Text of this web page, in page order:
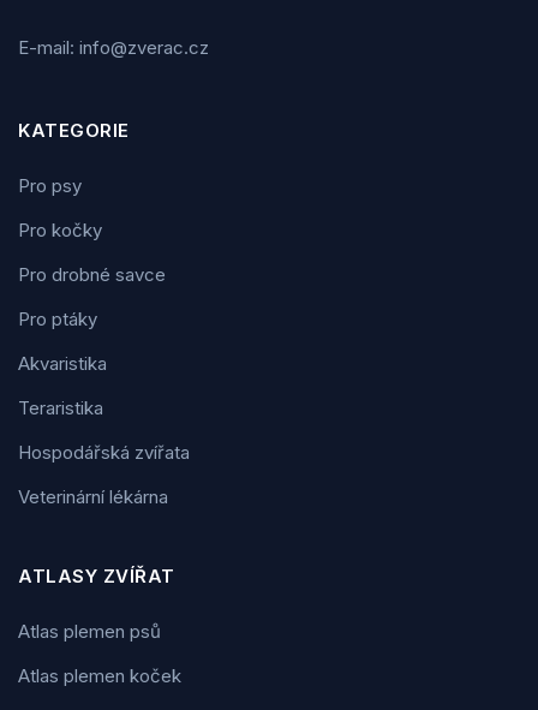
E-mail: info@zverac.cz
KATEGORIE
Pro psy
Pro kočky
Pro drobné savce
Pro ptáky
Akvaristika
Teraristika
Hospodářská zvířata
Veterinární lékárna
ATLASY ZVÍŘAT
Atlas plemen psů
Atlas plemen koček